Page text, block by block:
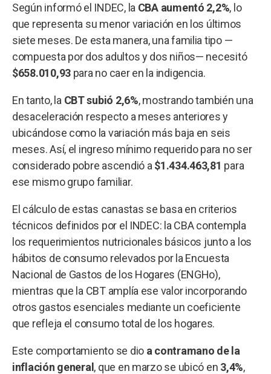
Según informó el INDEC, la CBA aumentó 2,2%, lo
que representa su menor variación en los últimos
siete meses. De esta manera, una familia tipo —
compuesta por dos adultos y dos niños— necesitó
$658.010,93 para no caer en la indigencia.
En tanto, la CBT subió 2,6%, mostrando también una
desaceleración respecto a meses anteriores y
ubicándose como la variación más baja en seis
meses. Así, el ingreso mínimo requerido para no ser
considerado pobre ascendió a $1.434.463,81 para
ese mismo grupo familiar.
El cálculo de estas canastas se basa en criterios
técnicos definidos por el INDEC: la CBA contempla
los requerimientos nutricionales básicos junto a los
hábitos de consumo relevados por la Encuesta
Nacional de Gastos de los Hogares (ENGHo),
mientras que la CBT amplía ese valor incorporando
otros gastos esenciales mediante un coeficiente
que refleja el consumo total de los hogares.
Este comportamiento se dio a contramano de la
inflación general , que en marzo se ubicó en 3,4%,